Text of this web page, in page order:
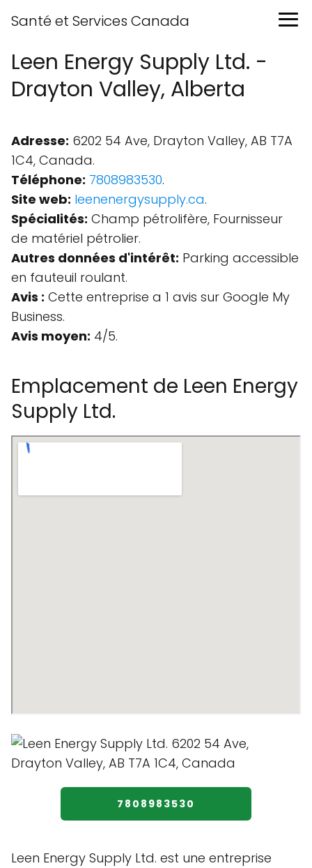
Santé et Services Canada
Leen Energy Supply Ltd. -
Drayton Valley, Alberta
Adresse: 6202 54 Ave, Drayton Valley, AB T7A
1C4, Canada.
Téléphone: 7808983530.
Site web: leenenergysupply.ca.
Spécialités: Champ pétrolifère, Fournisseur
de matériel pétrolier.
Autres données d'intérêt: Parking accessible
en fauteuil roulant.
Avis : Cette entreprise a 1 avis sur Google My
Business.
Avis moyen: 4/5.
Emplacement de Leen Energy
Supply Ltd.
7808983530
Leen Energy Supply Ltd. est une entreprise